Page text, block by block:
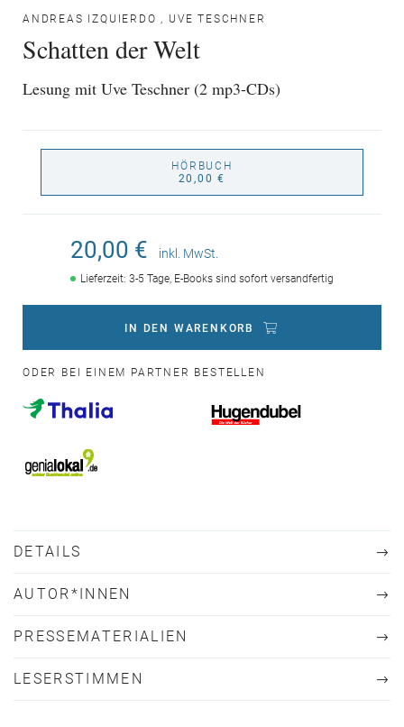
ANDREAS IZQUIERDO , UVE TESCHNER
Schatten der Welt
Lesung mit Uve Teschner (2 mp3-CDs)
HÖRBUCH
20,00 €
20,00 € inkl. MwSt.
Lieferzeit: 3-5 Tage, E-Books sind sofort versandfertig
IN DEN WARENKORB
ODER BEI EINEM PARTNER BESTELLEN
DETAILS
AUTOR*INNEN
PRESSEMATERIALIEN
LESERSTIMMEN